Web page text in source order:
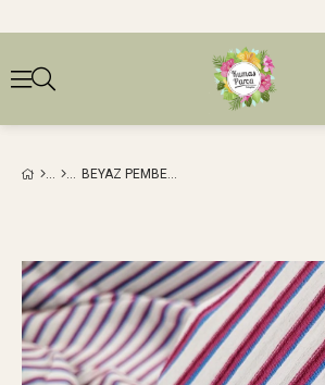
BEYAZ PEMBE MAVI ENINE ÇIZGILI PENYE (EN 180 CM X BOY 165 CM)